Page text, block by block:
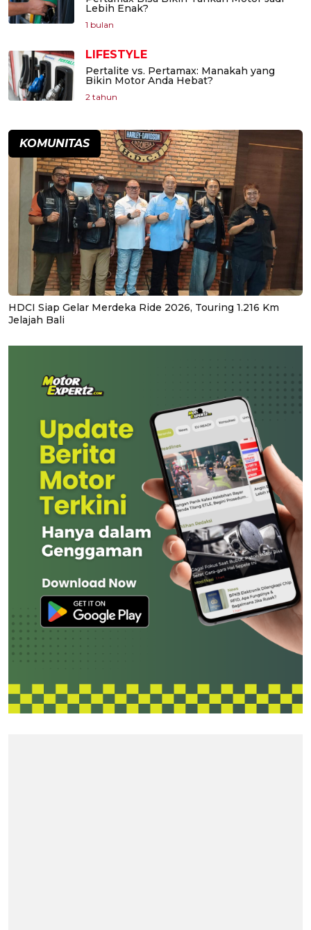
Lebih Enak?
1 bulan
LIFESTYLE
Pertalite vs. Pertamax: Manakah yang
Bikin Motor Anda Hebat?
2 tahun
KOMUNITAS
HDCI Siap Gelar Merdeka Ride 2026, Touring 1.216 Km
Jelajah Bali